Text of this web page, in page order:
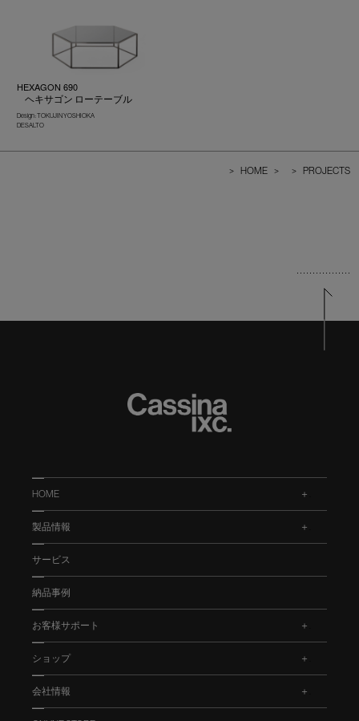
HEXAGON 690
ヘキサゴン ローテーブル
Design : TOKUJIN YOSHIOKA
DESALTO
> HOME > > PROJECTS
HOME
製品情報
サービス
納品事例
お客様サポート
ショップ
会社情報